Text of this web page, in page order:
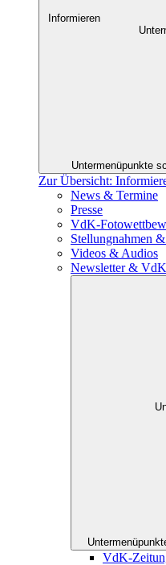
Informieren
Untermenüpunkte
Zur Übersicht:
News & Termine
Presse
VdK-
Stellungnahmen
Videos & Audios
Newsletter &
VdK-